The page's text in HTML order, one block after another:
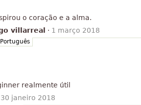
o coração e a alma.
villarreal
· 1 março 2018
Português
realmente útil
30 janeiro 2018